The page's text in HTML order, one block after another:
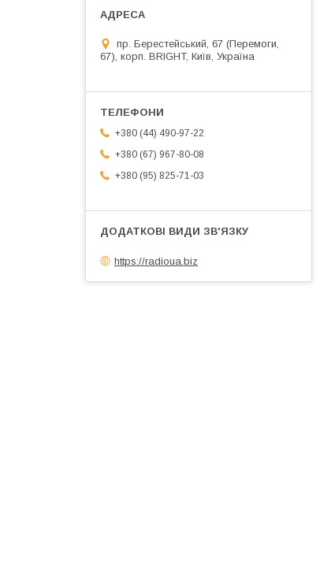
пр. Берестейський, 67 (Перемоги,
67), корп. ВRIGHT, Київ, Україна
+380 (44) 490-97-22
+380 (67) 967-80-08
+380 (95) 825-71-03
https://radioua.biz